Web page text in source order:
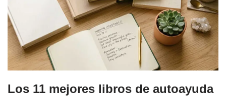
Los 11 mejores libros de autoayuda